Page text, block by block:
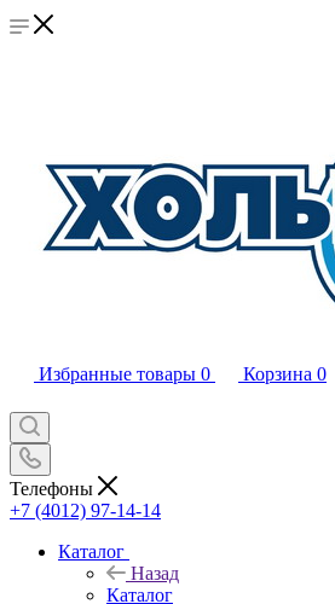
Избранные товары 0 Корзина 0
Телефоны
+7 (4012) 97-14-14
Каталог
Назад
Каталог